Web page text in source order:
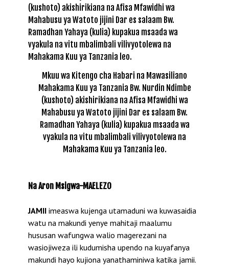
Mkuu wa Kitengo cha Habari na Mawasiliano
Mahakama Kuu ya Tanzania Bw. Nurdin Ndimbe
(kushoto) akishirikiana na Afisa Mfawidhi wa
Mahabusu ya Watoto jijini Dar es salaam Bw.
Ramadhan Yahaya (kulia) kupakua msaada wa
vyakula na vitu mbalimbali vilivyotolewa na
Mahakama Kuu ya Tanzania leo.
Na Aron Msigwa-MAELEZO
JAMII imeaswa kujenga utamaduni wa kuwasaidia
watu na makundi yenye mahitaji maalumu
hususan wafungwa walio magerezani na
wasiojiweza ili kudumisha upendo na kuyafanya
makundi hayo kujiona yanathaminiwa katika jamii.